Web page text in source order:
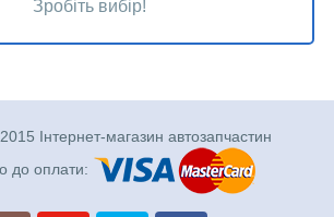
Зробіть вибір!
Інтернет-магазин автозапчастин
до оплати: